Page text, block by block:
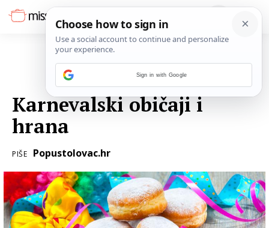
Karnevalski običaji i
hrana
PIŠE Popustolovac.hr
Sign in with Google